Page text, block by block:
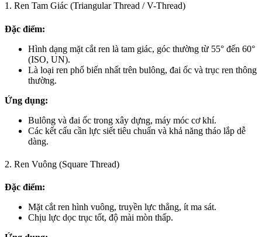
1. Ren Tam Giác (Triangular Thread / V-Thread)
Đặc điểm:
Hình dạng mặt cắt ren là tam giác, góc thường từ 55° đến 60°
(ISO, UN).
Là loại ren phổ biến nhất trên bulông, đai ốc và trục ren thông
thường.
Ứng dụng:
Bulông và đai ốc trong xây dựng, máy móc cơ khí.
Các kết cấu cần lực siết tiêu chuẩn và khả năng tháo lắp dễ
dàng.
2. Ren Vuông (Square Thread)
Đặc điểm:
Mặt cắt ren hình vuông, truyền lực thẳng, ít ma sát.
Chịu lực dọc trục tốt, độ mài mòn thấp.